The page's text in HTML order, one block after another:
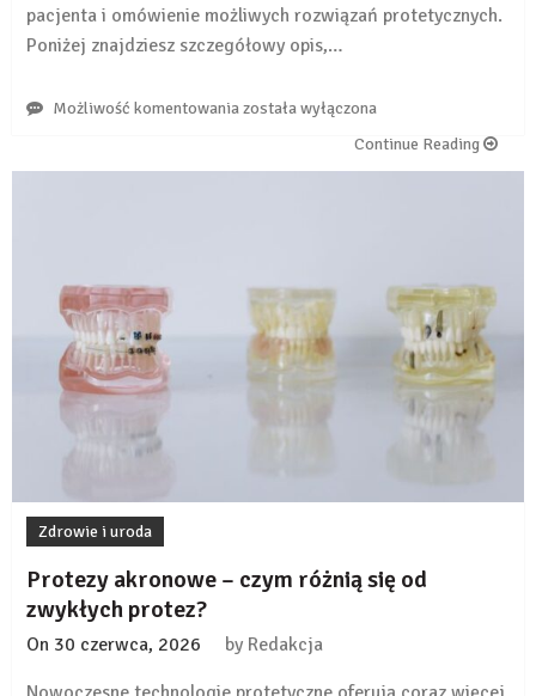
pacjenta i omówienie możliwych rozwiązań protetycznych.
Poniżej znajdziesz szczegółowy opis,…
Możliwość komentowaniaJak
implantach?
została wyłączona
Continue Reading
Zdrowie i uroda
Protezy akronowe – czym różnią się od
zwykłych protez?
On 30 czerwca, 2026 by Redakcja